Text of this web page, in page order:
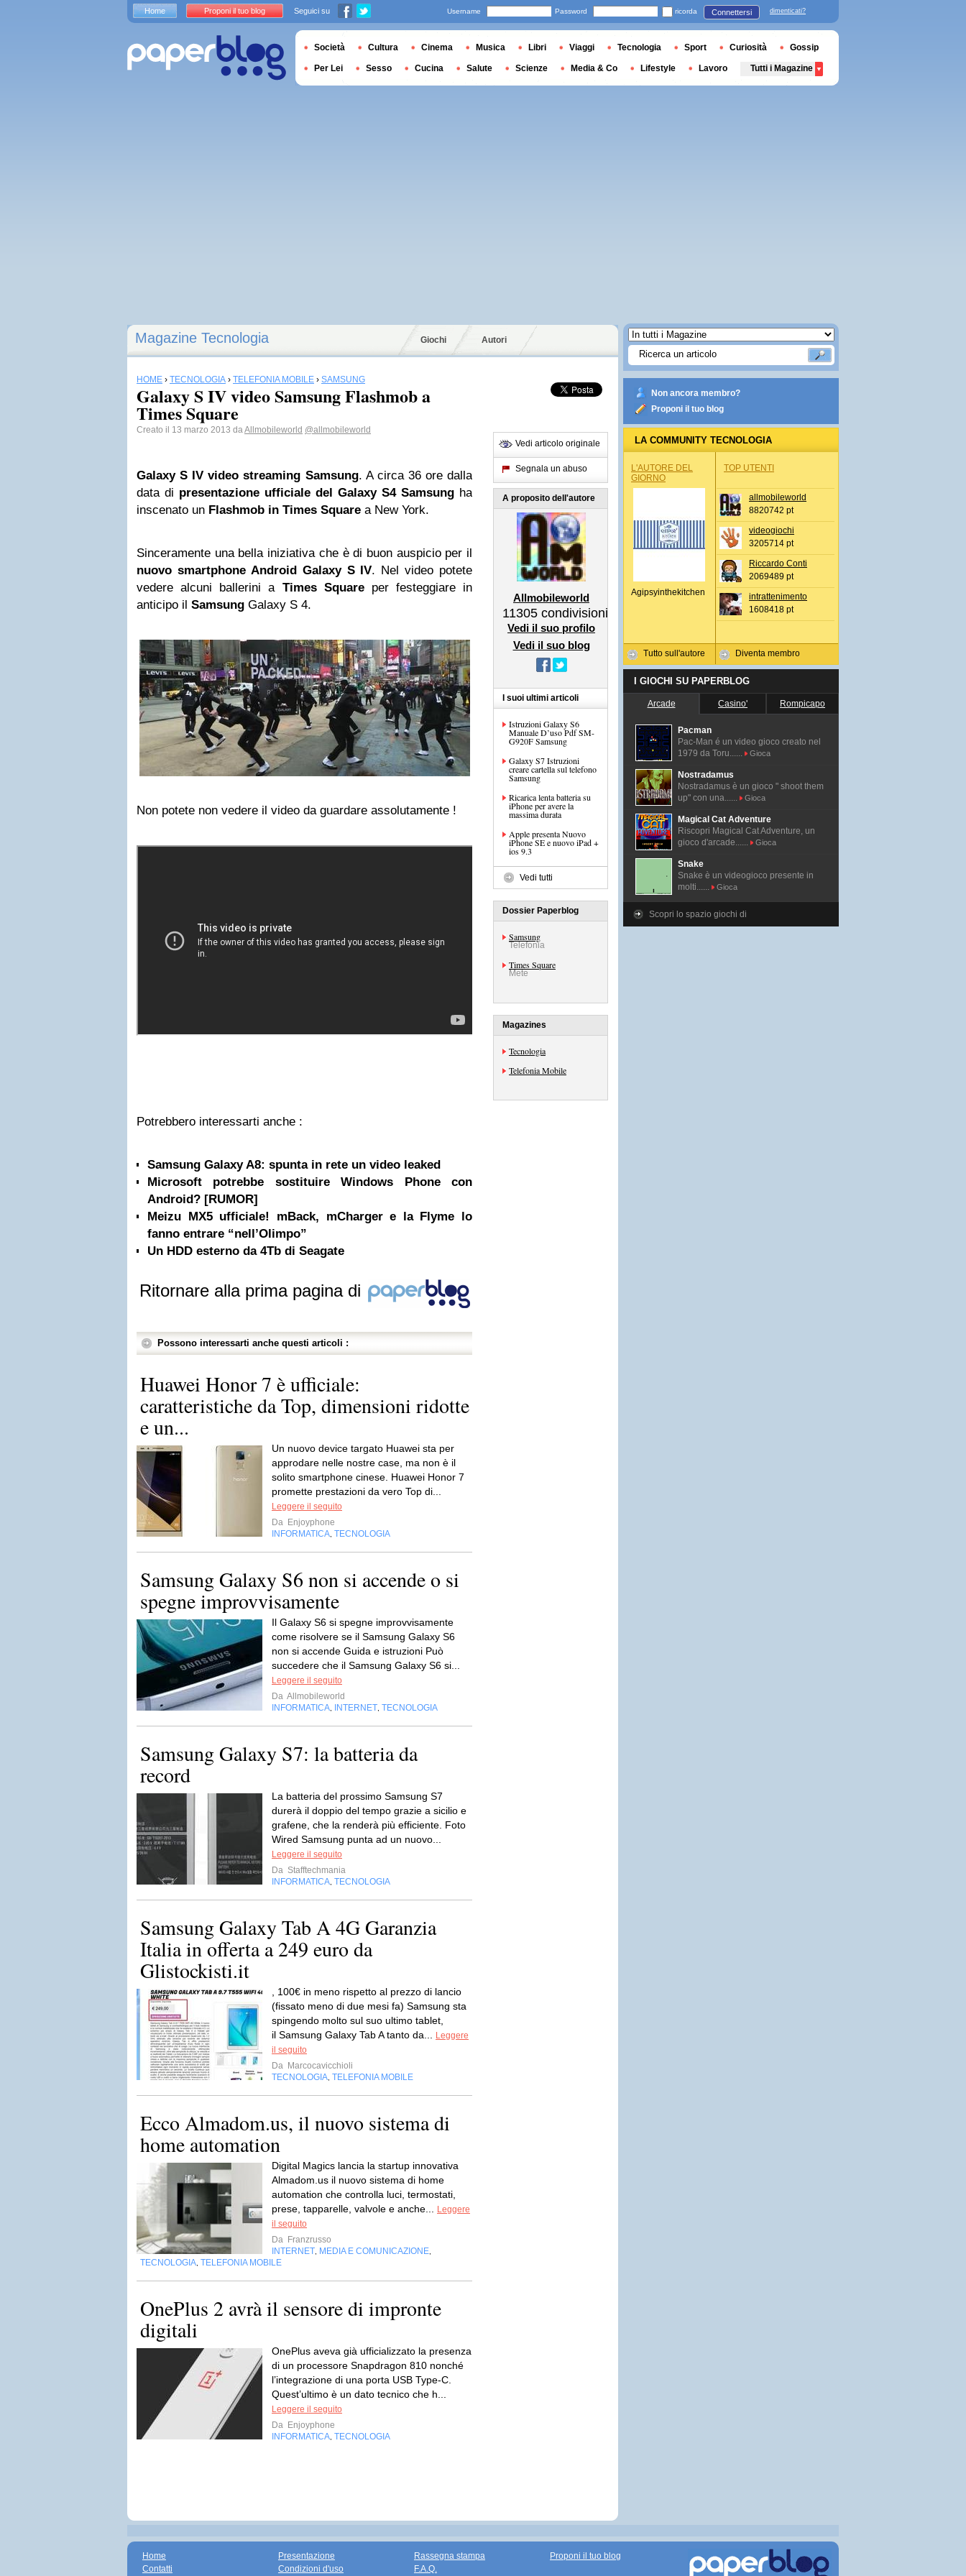
Magazine Tecnologia Giochi Autori
HOME › TECNOLOGIA › TELEFONIA MOBILE › SAMSUNG
Galaxy S IV video Samsung Flashmob a
Times Square
Creato il 13 marzo 2013 daAllmobileworld @allmobileworld
Galaxy S IV video streaming Samsung. A circa 36 ore dalla
data di presentazione ufficiale del Galaxy S4 Samsung ha
inscenato un Flashmob in Times Square a New York.
Sinceramente una bella iniziativa che è di buon auspicio per il
nuovo smartphone Android Galaxy S IV. Nel video potete
vedere alcuni ballerini a Times Squareper festeggiare in
anticipo il Samsung Galaxy S 4.
Non potete non vedere il video da guardare assolutamente !
Potrebbero interessarti anche :
Samsung Galaxy A8: spunta in rete un video leaked
Microsoft potrebbe sostituire Windows Phone con
Android? [RUMOR]
Meizu MX5 ufficiale! mBack, mCharger e la Flyme lo
fanno entrare “nell’Olimpo”
Un HDD esterno da 4Tb di Seagate
Ritornare alla prima pagina di
Possono interessarti anche questi articoli :
Huawei Honor 7 è ufficiale:
caratteristiche da Top, dimensioni ridotte
e un...
Un nuovo device targato Huawei sta per
approdare nelle nostre case, ma non è il
solito smartphone cinese. Huawei Honor 7
promette prestazioni da vero Top di...
Leggere il seguito
Da Enjoyphone
INFORMATICA TECNOLOGIA
Samsung Galaxy S6 non si accende o si
spegne improvvisamente
Il Galaxy S6 si spegne improvvisamente
come risolvere se il Samsung Galaxy S6
non si accende Guida e istruzioni Può
succedere che il Samsung Galaxy S6 si...
Leggere il seguito
Da Allmobileworld
INFORMATICA
INTERNET TECNOLOGIA
Samsung Galaxy S7: la batteria da
record
La batteria del prossimo Samsung S7
durerà il doppio del tempo grazie a sicilio e
grafene, che la renderà più efficiente. Foto
Wired Samsung punta ad un nuovo...
Leggere il seguito
Da Stafftechmania
INFORMATICA TECNOLOGIA
Samsung Galaxy Tab A 4G Garanzia
Italia in offerta a 249 euro da
Glistockisti.it
, 100€ in meno rispetto al prezzo di lancio
(fissato meno di due mesi fa) Samsung sta
spingendo molto sul suo ultimo tablet,
il Samsung Galaxy Tab A tanto da...
Leggere
il seguito
Da Marcocavicchioli
TECNOLOGIA TELEFONIA MOBILE
Ecco Almadom.us, il nuovo sistema di
home automation
Digital Magics lancia la startup innovativa
Almadom.us il nuovo sistema di home
automation che controlla luci, termostati,
prese, tapparelle, valvole e anche...
Leggere
il seguito
Da Franzrusso
INTERNET MEDIA E COMUNICAZIONE
TECNOLOGIA TELEFONIA MOBILE
OnePlus 2 avrà il sensore di impronte
digitali
OnePlus aveva già ufficializzato la presenza
di un processore Snapdragon 810 nonché
l’integrazione di una porta USB Type-C.
Quest’ultimo è un dato tecnico che h...
Leggere il seguito
Da Enjoyphone
INFORMATICA TECNOLOGIA
Vedi articolo originale
Segnala un abuso
A proposito dell'autore
Allmobileworld
11305 condivisioni
Vedi il suo profilo
Vedi il suo blog
I suoi ultimi articoli
Istruzioni Galaxy S6
Manuale D’uso Pdf SM-
G920F Samsung
Galaxy S7 Istruzioni
creare cartella sul telefono
Samsung
Ricarica lenta batteria su
iPhone per avere la
massima durata
Apple presenta Nuovo
iPhone SE e nuovo iPad +
ios 9.3
Vedi tutti
Dossier Paperblog
Samsung
Telefonia
Times Square
Mete
Magazines
Tecnologia
Telefonia Mobile
Non ancora membro?
Proponi il tuo blog
LA COMMUNITY TECNOLOGIA
L'AUTORE DEL
GIORNO
Agipsyinthekitchen
Tutto sull'autore
TOP UTENTI
allmobileworld
8820742 pt
videogiochi
3205714 pt
Riccardo Conti
2069489 pt
intrattenimento
1608418 pt
Diventa membro
I GIOCHI SU PAPERBLOG
Arcade Casino' Rompicapo
Pacman
Pac-Man é un video gioco creato nel
1979 da Toru......
Gioca
Nostradamus
Nostradamus è un gioco " shoot them
up" con una......
Gioca
Magical Cat Adventure
Riscopri Magical Cat Adventure, un
gioco d'arcade......
Gioca
Snake
Snake è un videogioco presente in
molti......
Gioca
Scopri lo spazio giochi di
Home Proponi il tuo blog Seguici su Username Password ricorda Connettersi dimenticati?
Società Cultura Cinema Musica Libri Viaggi Tecnologia Sport Curiosità Gossip
Per Lei Sesso Cucina Salute Scienze Media & Co Lifestyle Lavoro Tutti i Magazine
Home
Contatti
Presentazione
Condizioni d'uso
Rassegna stampa
F.A.Q.
Proponi il tuo blog